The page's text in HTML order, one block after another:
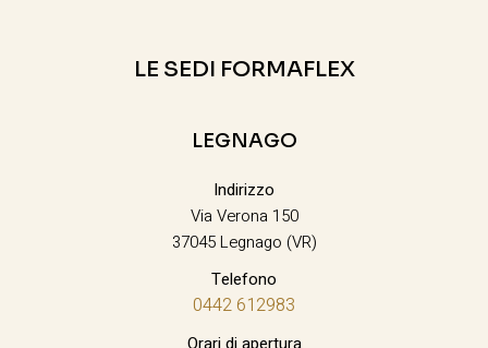
LE SEDI FORMAFLEX
LEGNAGO
Indirizzo
Via Verona 150
37045 Legnago (VR)
Telefono
0442 612983